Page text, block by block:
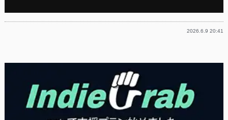
2026.6.9 20:41